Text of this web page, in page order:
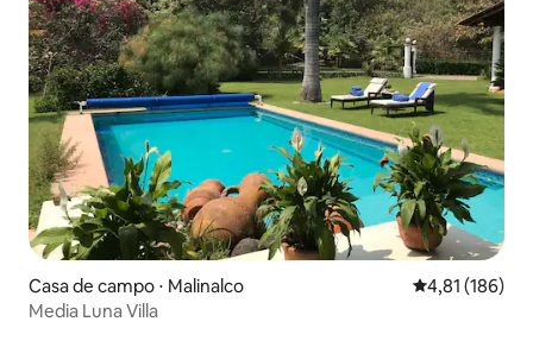
Casa de campo ⋅ Malinalco 4,81 de uma
4,81 (186)
Media Luna Villa